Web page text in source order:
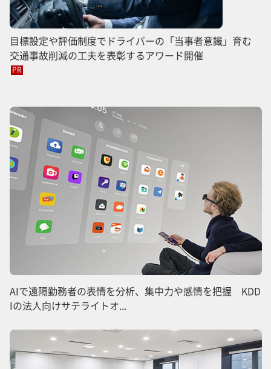
目標設定や評価制度でドライバーの「当事者意識」育む
交通事故削減の工夫を表彰するアワード開催
PR
AIで遠隔勤務者の表情を分析、集中力や感情を把握 KDD
Iの法人向けサテライトオ...